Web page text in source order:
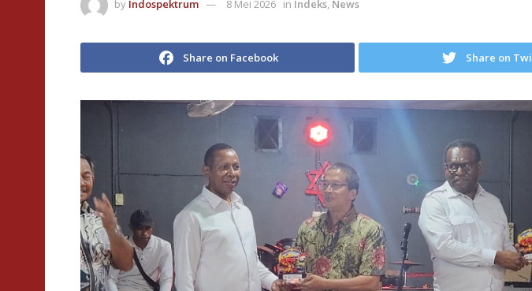
by Indospektrum 8 Mei 2026 in Indeks, News
Share on Facebook Share on